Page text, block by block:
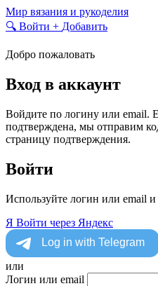
Skip
to
Мир вязания и рукоделия
🔍 Войти + Добавить
Добро пожаловать
Вход в аккаунт
Войдите по логину или email.
подтверждена, мы отправим
страницу подтверждения.
Войти
Используйте логин или email и
Я Войти через Яндекс
или
Логин или email